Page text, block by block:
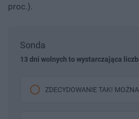
proc.).
Sonda
13 dni wolnych to wystarczająca
ZDECYDOWANIE TAK!